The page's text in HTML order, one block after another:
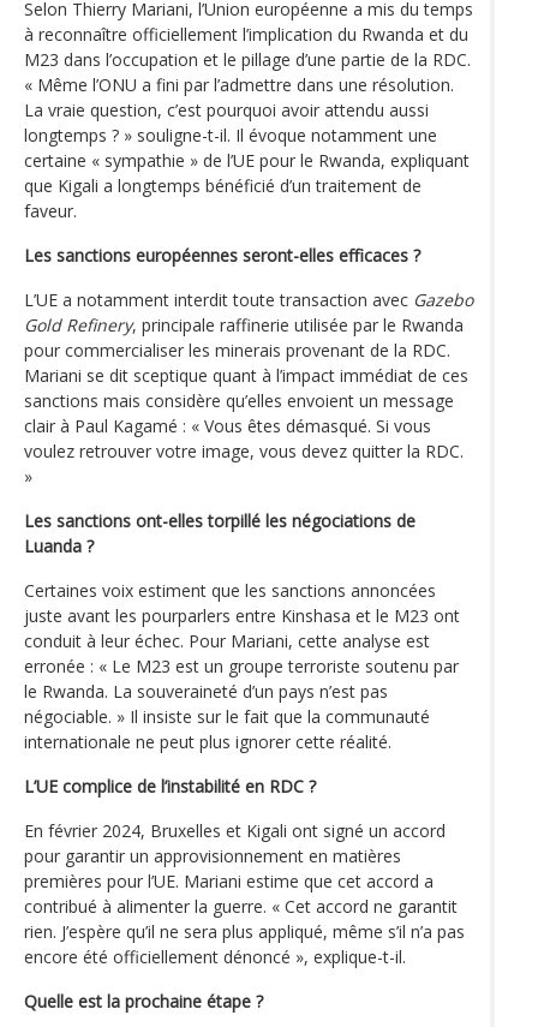
Selon Thierry Mariani, l’Union européenne a mis du temps
à reconnaître officiellement l’implication du Rwanda et du
M23 dans l’occupation et le pillage d’une partie de la RDC.
« Même l’ONU a fini par l’admettre dans une résolution.
La vraie question, c’est pourquoi avoir attendu aussi
longtemps ? » souligne-t-il. Il évoque notamment une
certaine « sympathie » de l’UE pour le Rwanda, expliquant
que Kigali a longtemps bénéficié d’un traitement de
faveur.
Les sanctions européennes seront-elles efficaces ?
L’UE a notamment interdit toute transaction avec Gazebo
Gold Refinery, principale raffinerie utilisée par le Rwanda
pour commercialiser les minerais provenant de la RDC.
Mariani se dit sceptique quant à l’impact immédiat de ces
sanctions mais considère qu’elles envoient un message
clair à Paul Kagamé : « Vous êtes démasqué. Si vous
voulez retrouver votre image, vous devez quitter la RDC.
»
Les sanctions ont-elles torpillé les négociations de
Luanda ?
Certaines voix estiment que les sanctions annoncées
juste avant les pourparlers entre Kinshasa et le M23 ont
conduit à leur échec. Pour Mariani, cette analyse est
erronée : « Le M23 est un groupe terroriste soutenu par
le Rwanda. La souveraineté d’un pays n’est pas
négociable. » Il insiste sur le fait que la communauté
internationale ne peut plus ignorer cette réalité.
L’UE complice de l’instabilité en RDC ?
En février 2024, Bruxelles et Kigali ont signé un accord
pour garantir un approvisionnement en matières
premières pour l’UE. Mariani estime que cet accord a
contribué à alimenter la guerre. « Cet accord ne garantit
rien. J’espère qu’il ne sera plus appliqué, même s’il n’a pas
encore été officiellement dénoncé », explique-t-il.
Quelle est la prochaine étape ?